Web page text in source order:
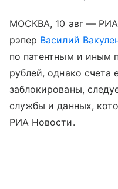
МОСКВА, 10 авг — РИА
рэпер Василий
по патентным и иным
рублей, однако счета
заблокированы,
службы и данных,
РИА Новости.